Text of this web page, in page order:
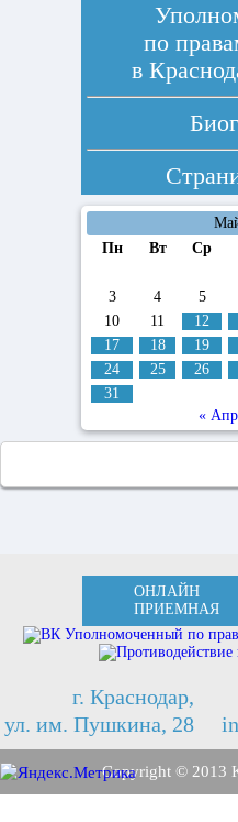
по
в
Пн
Вт Ср
3
4 5
10
11 12
17
18 19
24
25 26
31
« Апр
ОНЛАЙН
ПРИЕМНАЯ
г. Краснодар,
ул. им. Пушкина, 28
Copyright © 2013